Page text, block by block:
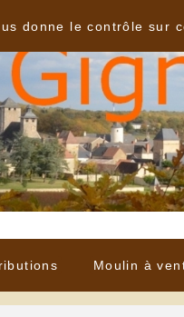
Moulin à
donne le contrôle sur